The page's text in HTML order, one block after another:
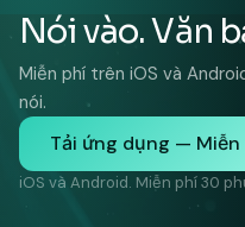
Nói vào. Văn
Miễn phí trên iOS và
nói.
Tải ứng dụng — Miễn
iOS và Android. Miễn phí 30